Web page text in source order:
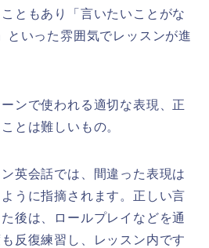
ともあり「言いたいことがな
といった雰囲気でレッスンが進
ンで使われる適切な表現、正
とは難しいもの。
英会話では、間違った表現は
うに指摘されます。正しい言
後は、ロールプレイなどを通
反復練習し、レッスン内です